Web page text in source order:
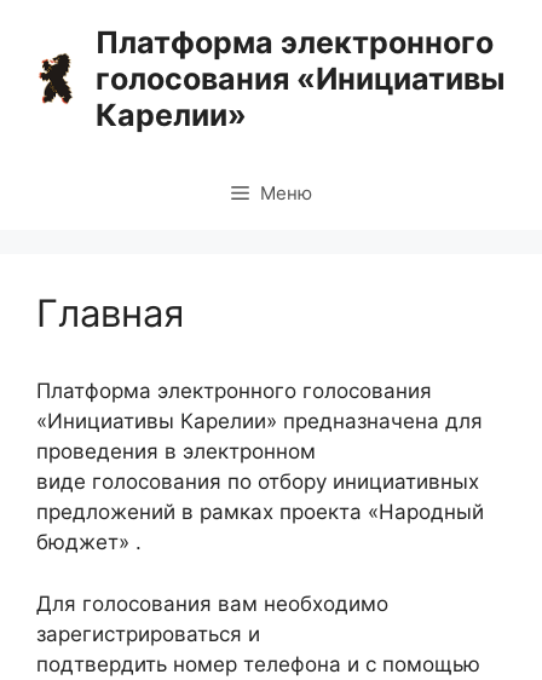
содержимому
Платформа электронного
голосования «Инициативы
Карелии»
Меню
Главная
Платформа электронного голосования
«Инициативы Карелии» предназначена для
проведения в электронном
виде голосования по отбору инициативных
предложений в рамках проекта «Народный
бюджет» .
Для голосования вам необходимо
зарегистрироваться и
подтвердить номер телефона и с помощью